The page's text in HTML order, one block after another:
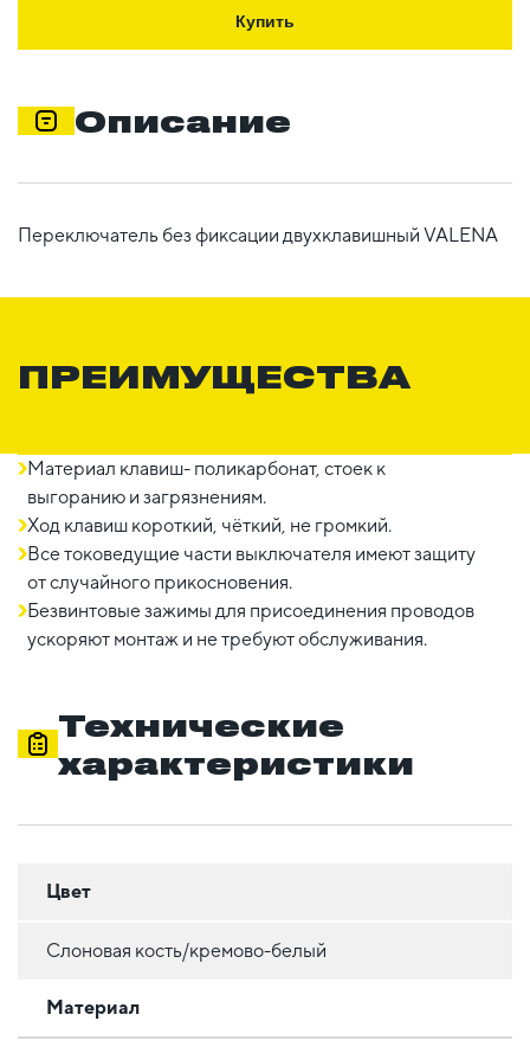
Купить
Описание
Переключатель без фиксации двухклавишный VALENA
ПРЕИМУЩЕСТВА
Материал клавиш- поликарбонат, стоек к
выгоранию и загрязнениям.
Ход клавиш короткий, чёткий, не громкий.
Все токоведущие части выключателя имеют защиту
от случайного прикосновения.
Безвинтовые зажимы для присоединения проводов
ускоряют монтаж и не требуют обслуживания.
Технические
характеристики
Цвет
Слоновая кость/кремово-белый
Материал